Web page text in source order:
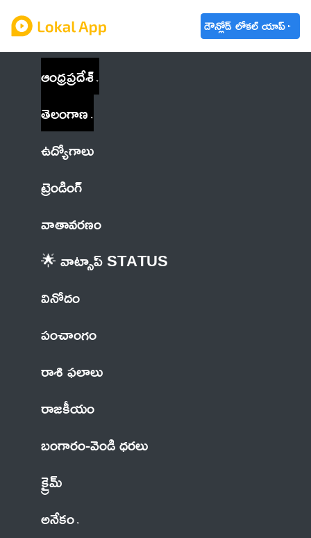
డౌన్లోడ్ లోకల్ యాప్
ఆంధ్రప్రదేశ్
తెలంగాణ
ఉద్యోగాలు
ట్రెండింగ్
వాతావరణం
🌟 వాట్సాప్ STATUS
వినోదం
పంచాంగం
రాశి ఫలాలు
రాజకీయం
బంగారం-వెండి ధరలు
క్రైమ్
అనేకం